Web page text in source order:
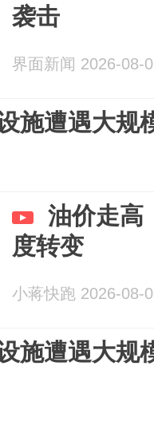
袭击
界面新闻 2026-08-
施遭遇大规
油价走高
度转变
小蒋快跑 2026-08-
施遭遇大规